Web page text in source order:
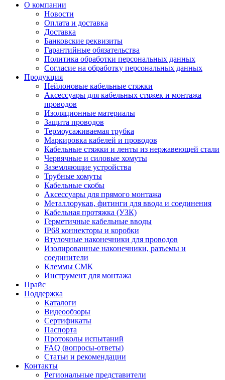
О компании
Новости
Оплата и доставка
Доставка
Банковские реквизиты
Гарантийные обязательства
Политика обработки персональных данных
Согласие на обработку персональных данных
Продукция
Нейлоновые кабельные стяжки
Аксессуары для кабельных стяжек и монтажа
проводов
Изоляционные материалы
Защита проводов
Термоусаживаемая трубка
Маркировка кабелей и проводов
Кабельные стяжки и ленты из нержавеющей стали
Червячные и силовые хомуты
Заземляющие устройства
Трубные хомуты
Кабельные скобы
Аксессуары для прямого монтажа
Металлорукав, фитинги для ввода и соединения
Кабельная протяжка (УЗК)
Герметичные кабельные вводы
IP68 коннекторы и коробки
Втулочные наконечники для проводов
Изолированные наконечники, разъемы и
соединители
Клеммы СМК
Инструмент для монтажа
Прайс
Поддержка
Каталоги
Видеообзоры
Сертификаты
Паспорта
Протоколы испытаний
FAQ (вопросы-ответы)
Статьи и рекомендации
Контакты
Региональные представители